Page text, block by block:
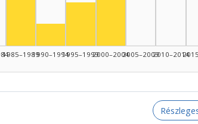
1985–19891990–19941995–19992000–20042005–20092010–2014